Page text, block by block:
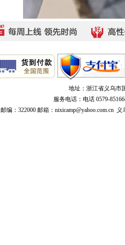
地址：浙江省义乌市
服务电话：电话 0579-
邮编：322000 邮箱：nixicamp@yahoo.com.cn